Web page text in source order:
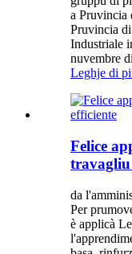
a Pruvincia
Pruvincia
Industriale
nuvembre
Leghje di
Felice
travagliu
da
Per
è applicà